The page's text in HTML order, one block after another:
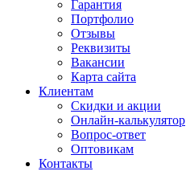
Гарантия
Портфолио
Отзывы
Реквизиты
Вакансии
Карта сайта
Клиентам
Скидки и акции
Онлайн-калькулятор
Вопрос-ответ
Оптовикам
Контакты